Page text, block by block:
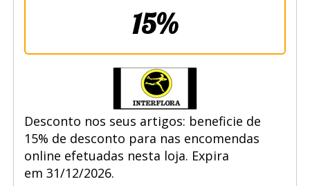
15%
Desconto nos seus artigos: beneficie de
15% de desconto para nas encomendas
online efetuadas nesta loja. Expira
em 31/12/2026.